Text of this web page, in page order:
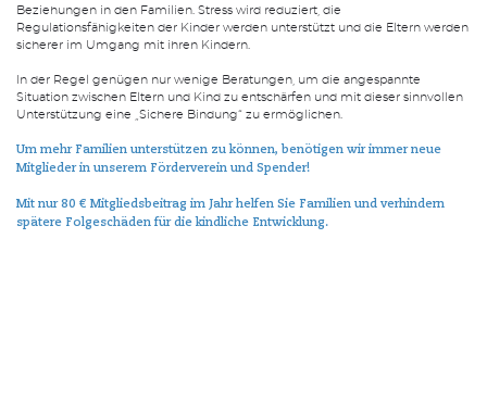
Beziehungen in den Familien. Stress wird reduziert, die
Regulationsfähigkeiten der Kinder werden unterstützt und die Eltern werden
sicherer im Umgang mit ihren Kindern.
In der Regel genügen nur wenige Beratungen, um die angespannte
Situation zwischen Eltern und Kind zu entschärfen und mit dieser sinnvollen
Unterstützung eine „Sichere Bindung“ zu ermöglichen.
Um mehr Familien unterstützen zu können, benötigen wir immer neue
Mitglieder in unserem Förderverein und Spender!
Mit nur 80 € Mitgliedsbeitrag im Jahr helfen Sie Familien und verhindern
spätere Folgeschäden für die kindliche Entwicklung.